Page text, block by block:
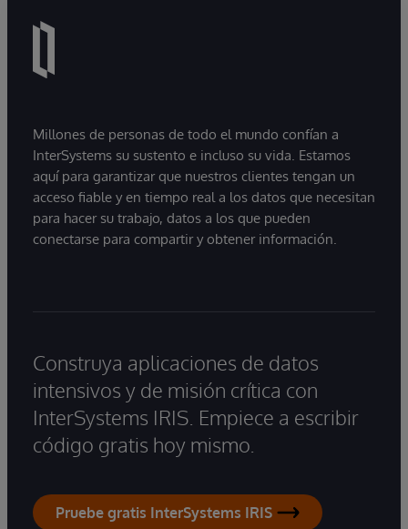
Millones de personas de todo el mundo confían a
InterSystems su sustento e incluso su vida. Estamos
aquí para garantizar que nuestros clientes tengan un
acceso fiable y en tiempo real a los datos que necesitan
para hacer su trabajo, datos a los que pueden
conectarse para compartir y obtener información.
Construya aplicaciones de datos
intensivos y de misión crítica con
InterSystems IRIS. Empiece a escribir
código gratis hoy mismo.
Pruebe gratis InterSystems IRIS